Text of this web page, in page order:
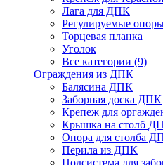
Лага для ДПК
Регулируемые
Торцевая планка
Уголок
Все категории (9)
Ограждения из ДПК
Балясина ДПК
Заборная доска ДПК
Крепеж для
Крышка на столб
Опора для столба
Перила из ДПК
Подсистема для